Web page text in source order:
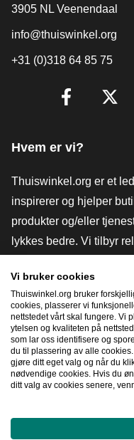
3905 NL Veenendaal
info@thuiswinkel.org
+31 (0)318 64 85 75
Hvem er vi?
Thuiswinkel.org er et
inspirerer og hjelper
produkter og/eller
lykkes bedre. Vi tilbyr
verktøy og råd,
og har vår egen
Academy.
Naviger raskt
Vi bruker cookies
Thuiswinkel.org bruker
cookies, plasserer vi
nettstedet vårt skal fungere. Vi
ytelsen og kvaliteten på
som lar oss identifisere og
du til plassering av alle
gjøre ditt eget valg og når du
nødvendige cookies. Hvis du
ditt valg av cookies senere,